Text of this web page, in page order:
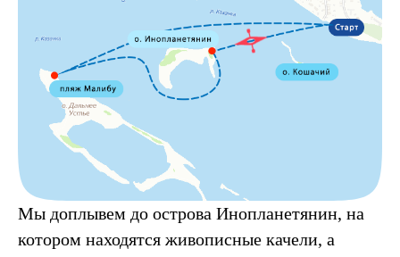
Мы доплывем до острова Инопланетянин, на
котором находятся живописные качели, а